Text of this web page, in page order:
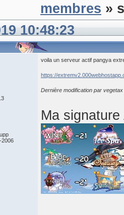
membres »
10:48:23
2006
voila un serveur actif pangya
https://
Dernière modification par
Ma